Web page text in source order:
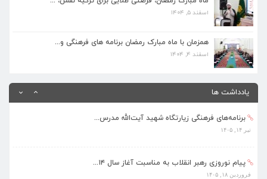
اسفند ۵, ۱۴۰۴
همزمان با ماه مبارک رمضان برنامه های فرهنگی و...
اسفند ۴, ۱۴۰۴
یادداشت ها
همزمان با ماه مبارک رمضان برنامه های فرهنگی و...
اسفند ۴, ۱۴۰۴
مرداد ۱۰, ۱۴۰۵
برنامه‌های فرهنگی زیارتگاه شهید آیت‌الله مدرس...
تیر ۱۴, ۱۴۰۵
پیام نوروزی رهبر انقلاب به مناسبت آغاز سال ۱۴...
فروردین ۱۸, ۱۴۰۵